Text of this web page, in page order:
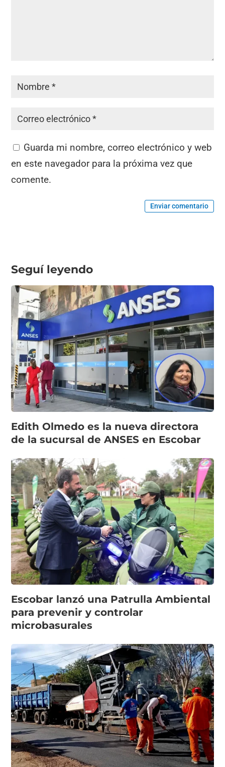
Guarda mi nombre, correo electrónico y web
en este navegador para la próxima vez que
comente.
Enviar comentario
Seguí leyendo
Edith Olmedo es la nueva directora
de la sucursal de ANSES en Escobar
Escobar lanzó una Patrulla Ambiental
para prevenir y controlar
microbasurales